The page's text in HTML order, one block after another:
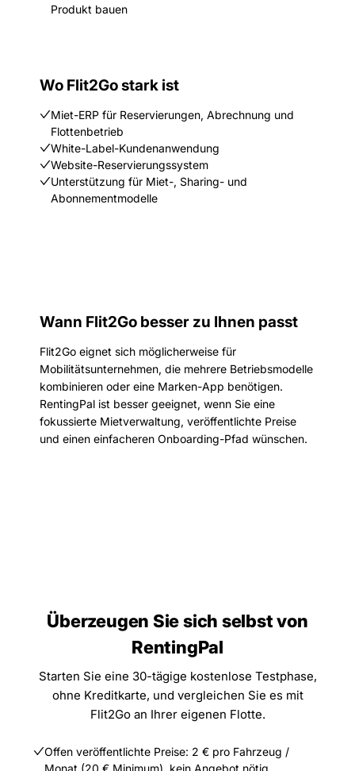
Produkt bauen
Wo Flit2Go stark ist
Miet-ERP für Reservierungen, Abrechnung und
Flottenbetrieb
White-Label-Kundenanwendung
Website-Reservierungssystem
Unterstützung für Miet-, Sharing- und
Abonnementmodelle
Wann Flit2Go besser zu Ihnen passt
Flit2Go eignet sich möglicherweise für
Mobilitätsunternehmen, die mehrere Betriebsmodelle
kombinieren oder eine Marken-App benötigen.
RentingPal ist besser geeignet, wenn Sie eine
fokussierte Mietverwaltung, veröffentlichte Preise
und einen einfacheren Onboarding-Pfad wünschen.
Überzeugen Sie sich selbst von
RentingPal
Starten Sie eine 30-tägige kostenlose Testphase,
ohne Kreditkarte, und vergleichen Sie es mit
Flit2Go an Ihrer eigenen Flotte.
Offen veröffentlichte Preise: 2 € pro Fahrzeug /
Monat (20 € Minimum), kein Angebot nötig